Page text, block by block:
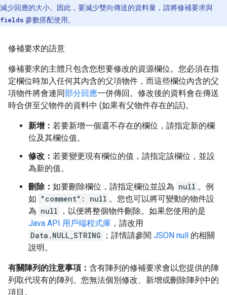
減少回應的大小。因此，要減少雙向傳送的資料量，請將修補要求與
fields 參數搭配使用。
修補要求的語意
修補要求的主體只包含您想要修改的資源欄位。您必須在指
定欄位時加入任何其內含的父項物件，而這些欄位內含的父
項物件將會連同部分回應一併傳回。修改後的資料會在傳送
時合併至父物件的資料中 (如果有父物件存在的話)。
新增： 若要新增一個還不存在的欄位，請指定新的欄
位及其欄位值。
修改： 若要變更現有欄位的值，請指定該欄位，並設
為新的值。
刪除： 如要刪除欄位，請指定欄位並設為 null 。例
如 "comment": null 。您也可以將可變動的物件設
為 null
，以便將整個物件刪除。如果您使用的是
Java API 用戶端程式庫 ，請改用
Data.NULL_STRING
；詳情請參閱 JSON null 的相關
說明。
有關陣列的注意事項： 含有陣列的修補要求會以您提供的陣
列取代現有的陣列。您無法個別修改、新增或刪除陣列中的
項目。